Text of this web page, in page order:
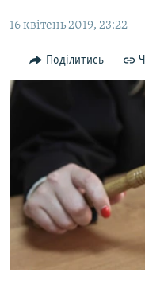
Перейти
пошукуІНТЕРВ'Ю
ВІДЕОУРОКИ «ELIFBE»
СВІДЧЕННЯ ОКУПАЦІЇ
УКРАЇНСЬКА ПРОБЛЕМА
ЯК ОБІЙТИ
Русский
Qırımtatar
16 квітень 2019, 23:22
Поділитись